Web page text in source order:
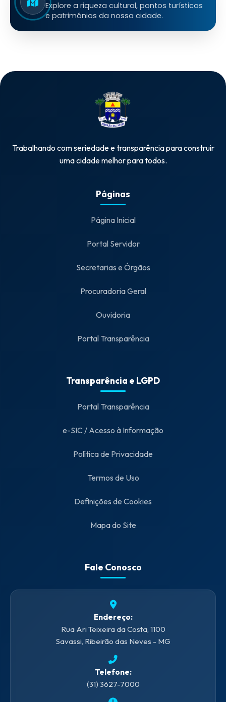
Explore a riqueza cultural, pontos turísticos
e patrimônios da nossa cidade.
Trabalhando com seriedade e transparência para construir
uma cidade melhor para todos.
Páginas
Página Inicial
Portal Servidor
Secretarias e Órgãos
Procuradoria Geral
Ouvidoria
Portal Transparência
Transparência e LGPD
Portal Transparência
e-SIC / Acesso à Informação
Política de Privacidade
Termos de Uso
Definições de Cookies
Mapa do Site
Fale Conosco
Endereço:
Rua Ari Teixeira da Costa, 1100
Savassi, Ribeirão das Neves - MG
Telefone:
(31) 3627-7000